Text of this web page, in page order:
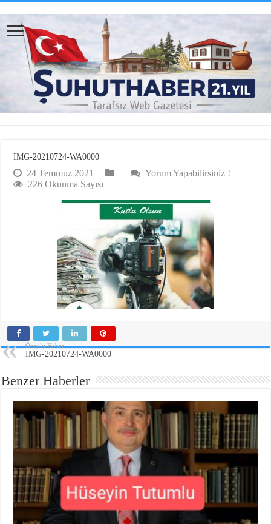
IMG-20210724-WA0000
24 Temmuz 2021
Yorum Yapabilirsiniz !
226 Okunma Sayısı
Önceki Haber
IMG-20210724-WA0000
Benzer Haberler